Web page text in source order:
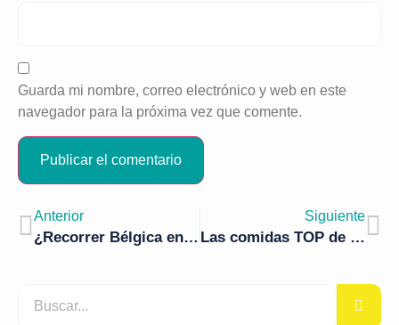
Guarda mi nombre, correo electrónico y web en este
navegador para la próxima vez que comente.
Anterior
¿Recorrer Bélgica en coche o en tren?
Siguiente
Las comidas TOP de Bélgica